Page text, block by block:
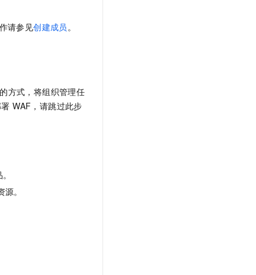
请参见创建成员 。
方式，将组织管理任
WAF，请跳过此步
。